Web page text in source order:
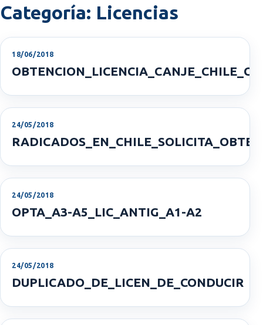
Categoría: Licencias
18/06/2018
24/05/2018
24/05/2018
OPTA_A3-A5_LIC_ANTIG_A1-A2
24/05/2018
DUPLICADO_DE_LICEN_DE_CONDUCIR